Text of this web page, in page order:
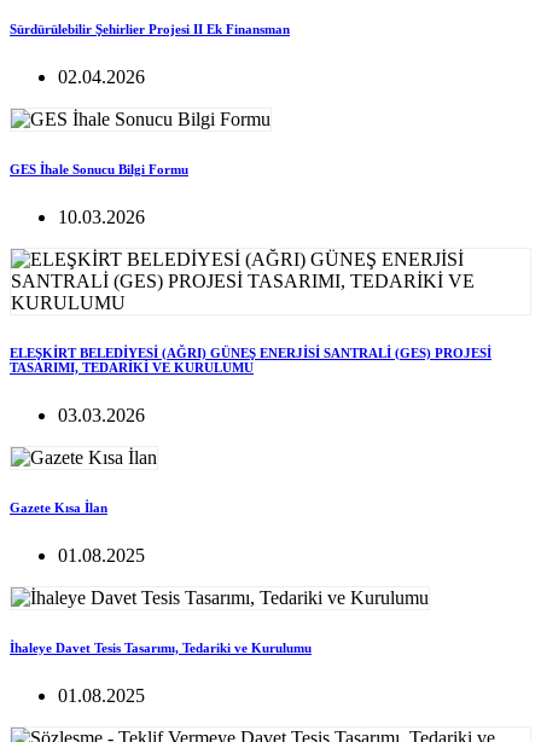
Sürdürülebilir Şehirlier Projesi II Ek Finansman
02.04.2026
GES İhale Sonucu Bilgi Formu
10.03.2026
ELEŞKİRT BELEDİYESİ (AĞRI) GÜNEŞ ENERJİSİ SANTRALİ (GES) PROJESİ
TASARIMI, TEDARİKİ VE KURULUMU
03.03.2026
Gazete Kısa İlan
01.08.2025
İhaleye Davet Tesis Tasarımı, Tedariki ve Kurulumu
01.08.2025